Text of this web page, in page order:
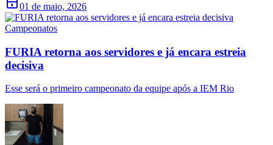
01 de maio, 2026
Campeonatos
FURIA retorna aos servidores e já encara estreia
decisiva
Esse será o primeiro campeonato da equipe após a IEM Rio